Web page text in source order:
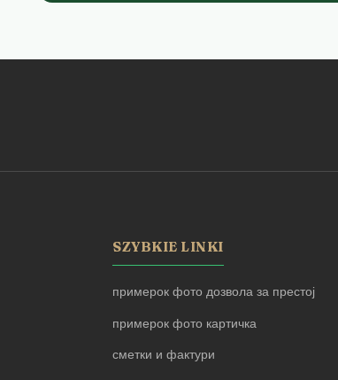
SZYBKIE LINKI
примерок фото дозвола за престој
примерок фото картичка
сметки и фактури